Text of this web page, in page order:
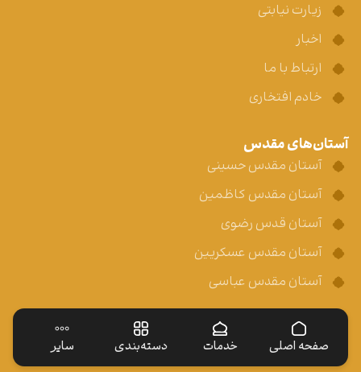
صفحه اصلی خدمات دسته‌بندی سایر
زیارت نیابتی
اخبار
ارتباط با ما
خادم افتخاری
آستان‌های مقدس
آستان مقدس حسینی
آستان مقدس کاظمین
آستان قدس رضوی
آستان مقدس عسکریین
آستان مقدس عباسی